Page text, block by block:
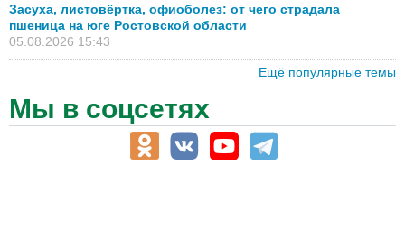
Засуха, листовёртка, офиоболез: от чего страдала
пшеница на юге Ростовской области
05.08.2026 15:43
Ещё популярные темы
Мы в соцсетях